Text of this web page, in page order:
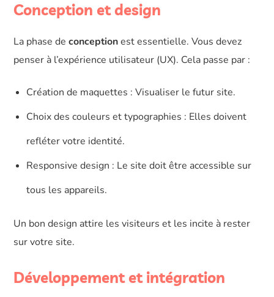
Conception et design
La phase deconceptionest essentielle. Vous devez
penser à l’expérience utilisateur (UX). Cela passe par :
Création de maquettes : Visualiser le futur site.
Choix des couleurs et typographies : Elles doivent
refléter votre identité.
Responsive design : Le site doit être accessible sur
tous les appareils.
Un bon design attire les visiteurs et les incite à rester
sur votre site.
Développement et intégration